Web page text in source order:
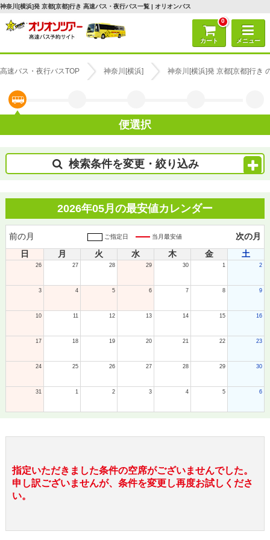
神奈川[横浜]発 京都[京都]行き 高速バス・夜行バス一覧 | オリオンバス
0
カート メニュー
高速バス・夜行バスTOP 神奈川[横浜] 神奈川[横浜]発 京都[京都]行き
便選択
検索条件を変更・絞り込み
2026年05月の最安値カレンダー
前の月 ご指定日 当月最安値
次の月
日
月 火 水 木 金 土
26 27 28 29 30 1 2
3 4 5 6 7 8 9
10 11 12 13 14 15 16
17 18 19 20 21 22 23
24 25 26 27 28 29 30
31 1 2 3 4 5 6
指定いただきました条件の空席がございませんでした。
申し訳ございませんが、条件を変更し再度お試しくださ
い。